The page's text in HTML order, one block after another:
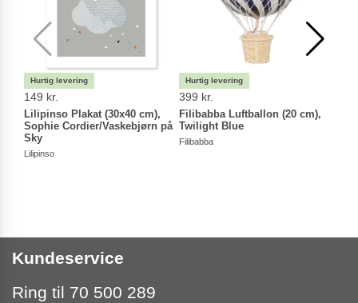
149 kr.
Lilipinso Plakat (30x40 cm),
Sophie Cordier/Vaskebjørn på
Sky
Lilipinso
399 kr.
Filibabba Luftballon (20 cm),
Twilight Blue
Filibabba
Kundeservice
Ring til 70 500 289